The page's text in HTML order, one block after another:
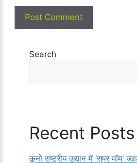
Search
Recent Posts
कूनो राष्ट्रीय उद्यान में ‘सुपर मॉम’